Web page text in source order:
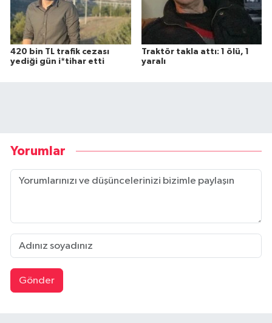
420 bin TL trafik cezası
yediği gün i*tihar etti
Traktör takla attı: 1 ölü, 1
yaralı
Yorumlar
Gönder